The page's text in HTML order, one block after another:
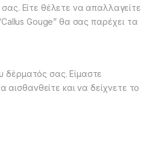
Είτε θέλετε να απαλλαγείτε
Gouge” θα σας παρέχει τα
δέρματός σας. Είμαστε
και να δείχνετε το